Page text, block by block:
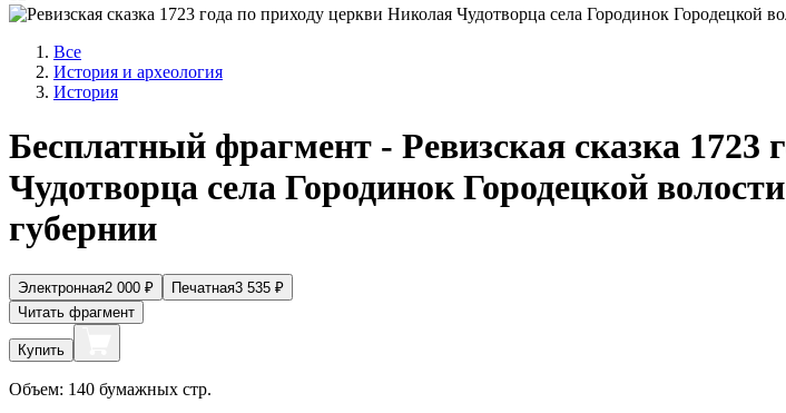
Все
История и археология
История
Бесплатный фрагмент - Ревизская сказка 1723
Чудотворца села Городинок Городецкой
губернии
Электронная2 000 ₽ Печатная3 535 ₽
Читать фрагмент
Купить
Объем: 140 бумажных стр.